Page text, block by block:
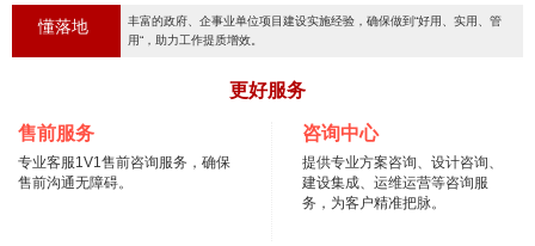
懂落地
丰富的政府、企事业单位项目建设实施经验，确保做到“好用、实用、管
用“，助力工作提质增效。
更好服务
售前服务
专业客服1V1售前咨询服务，确保
售前沟通无障碍。
咨询中心
提供专业方案咨询、设计咨询、
建设集成、运维运营等咨询服
务，为客户精准把脉。